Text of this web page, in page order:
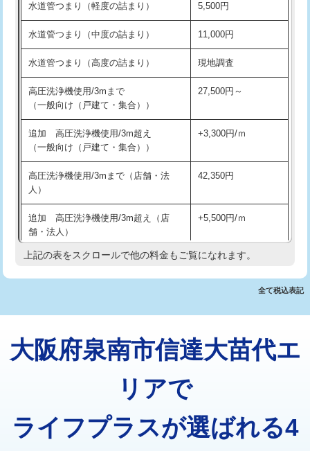
洗面台設置 38,500円
化粧台設置 22,000円
追加人工 16,500円
廃棄・処分 現場見積
※給水管工事は20mmまでの価格です。
交換・取付(排水栓・排水トラップ
22,000円+材料費
持込商品取付（混合水栓）
持込商品取付（浄水器・分岐水栓） 16,500円
業）
排水管工事（追加 排水管工事/3ｍ超
え）
マス交換（土の掘削・埋め戻し作業） 11,000円~
マス交換（深さ50㎝以上） 66,000円
コンクリート斫り（厚さ10㎝超え）
モルタル補修（厚さ10㎝まで） 27,500円
水道管つまり（軽度の詰まり） 5,500円
水道管つまり（中度の詰まり） 11,000円
水道管つまり（高度の詰まり） 現地調査
高圧洗浄機使用/3mまで
（一般向け（戸建て・集合））
27,500円～
追加 高圧洗浄機使用/3m超え
（一般向け（戸建て・集合））
+3,300円/ｍ
高圧洗浄機使用/3mまで（店舗・法
人）
42,350円
追加 高圧洗浄機使用/3m超え（店
舗・法人）
+5,500円/ｍ
高度高圧洗浄換 現地調査
トーラー機使用/3mまで 33,000円
追加トーラー機使用/3m超え +3,300円
止水・漏水調査・防水処理・清掃・修
11,000円
上記の表をスクロールで他の料金もご覧になれます。
全て税込表記
大阪府泉南市信達大苗代エ
リアで
ライフプラスが選ばれる4